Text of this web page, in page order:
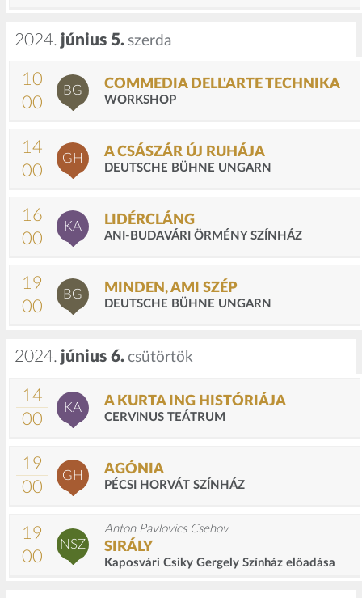
2024. június 5. szerda
10
00
BG COMMEDIA DELL'ARTE TECHNIKA
WORKSHOP
14
00
GH A CSÁSZÁR ÚJ RUHÁJA
DEUTSCHE BÜHNE UNGARN
16
00
KA LIDÉRCLÁNG
ANI-BUDAVÁRI ÖRMÉNY SZÍNHÁZ
19
00
BG MINDEN, AMI SZÉP
DEUTSCHE BÜHNE UNGARN
2024. június 6. csütörtök
14
00
KA A KURTA ING HISTÓRIÁJA
CERVINUS TEÁTRUM
19
00
GH AGÓNIA
PÉCSI HORVÁT SZÍNHÁZ
19
00
NSZ
Anton Pavlovics Csehov
SIRÁLY
Kaposvári Csiky Gergely Színház előadása